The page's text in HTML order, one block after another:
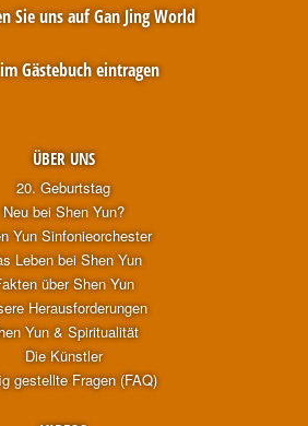
ÜBER UNS
20. Geburtstag
Neu bei Shen Yun?
Yun Sinfonieorchester
Leben bei Shen Yun
über Shen Yun
Herausforderungen
Yun & Spiritualität
Die Künstler
gestellte Fragen (FAQ)
Sie uns auf Gan Jing World
Gästebuch eintragen